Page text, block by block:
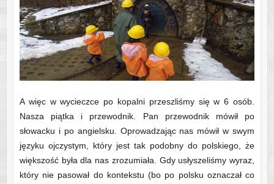
A więc w wycieczce po kopalni przeszliśmy się w 6 osób.
Nasza piątka i przewodnik. Pan przewodnik mówił po
słowacku i po angielsku. Oprowadzając nas mówił w swym
języku ojczystym, który jest tak podobny do polskiego, że
większość była dla nas zrozumiała. Gdy usłyszeliśmy wyraz,
który nie pasował do kontekstu (bo po polsku oznaczał co